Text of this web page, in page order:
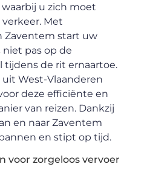
u zich moet
Met
Zaventem start uw
niet pas op de
tijdens de rit ernaartoe.
West-Vlaanderen
deze efficiënte en
van reizen. Dankzij
en naar Zaventem
en stipt op tijd.
voor zorgeloos vervoer